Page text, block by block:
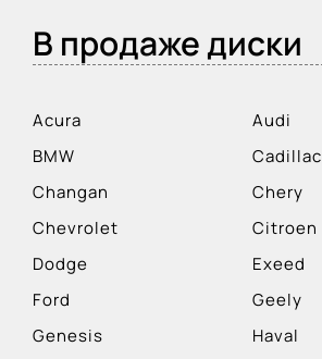
В продаже диски
Acura
Audi
BMW
Cadillac
Changan
Chery
Chevrolet
Citroen
Dodge
Exeed
Ford
Geely
Genesis
Haval